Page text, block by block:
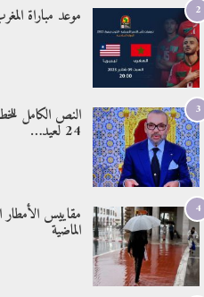
2 موعد مباراة
3 النص الكامل
24 لعيد…
4
الماضية